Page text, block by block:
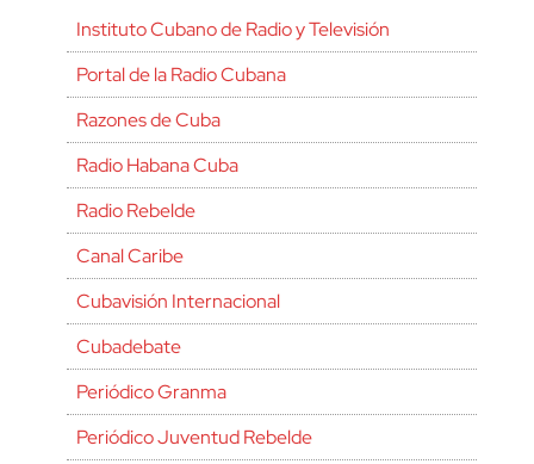
Instituto Cubano de Radio y Televisión
Portal de la Radio Cubana
Razones de Cuba
Radio Habana Cuba
Radio Rebelde
Canal Caribe
Cubavisión Internacional
Cubadebate
Periódico Granma
Periódico Juventud Rebelde